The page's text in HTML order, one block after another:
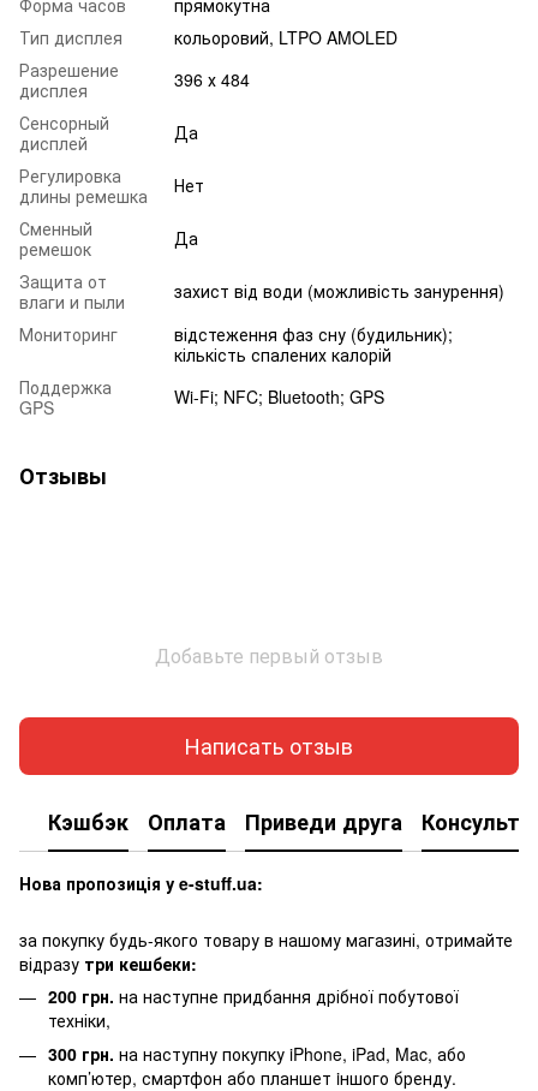
Тип дисплея
кольоровий, LTPO AMOLED
Разрешение
дисплея
396 х 484
Сенсорный
дисплей
Да
Регулировка
длины ремешка
Нет
Сменный
ремешок
Да
Защита от
влаги и пыли
захист від води (можливість занурення)
Мониторинг
відстеження фаз сну (будильник);
кількість спалених калорій
Поддержка
GPS
Wi-Fi; NFC; Bluetooth; GPS
Отзывы
Добавьте первый отзыв
Написать отзыв
Кэшбэк Оплата Приведи друга
Нова пропозиція у e-stuff.ua:
за покупку будь-якого товару в нашому магазині, отримайте
відразу три кешбеки:
200 грн. на наступне придбання дрібної побутової
техніки,
300 грн. на наступну покупку iPhone, iPad, Mac, або
комп’ютер, смартфон або планшет iншого бренду.